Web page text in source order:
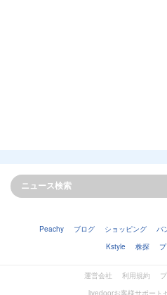
Peachy ブログ ショッピング バ
Kstyle
株探
運営会社 利用規約
livedoorお客様サポート